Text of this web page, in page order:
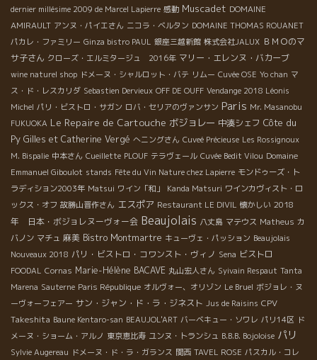
dernier millésime 2009 de Marcel Lapierre 感動 Muscadet DOMAINE
AMIRAULT アンヌ・パイエさん ニコラ・ベルタン DOMAINE THOMAS ROUANET
パカレ・ファミリー Ginza bistro PAUL 銀座三越新館 株式会社JALUX ＢＭＯのマ
サ子さん クローズ・エルミタージュ 2016年 マリー・エレンヌ・バカーブ
wine naturel shop ドメーヌ・シャルロット・バテ リムー Cuvée OSE Yo chan マ
ス・ド・レスカリダ Sebastien Dervieux OFF DE OUFF Vendange 2018 Léonis
Michel パリ・ビストロ・サガン ロバ・セリアのヴァンサン Paris Mr. Masanobu
FUKUOKA Le Repaire de Cartouche ボジョレー 中湊シェフ Côte du
Py Gilles et Catherine Vergé へニングさん Cuveé Précieuse Les Rossignoux
M. Bispalie 中本さん Cueillette PLOUF テラヴェール Cuvée Bedit Vilou Domaine
Emmanuel Giboulot stands Fête du Vin Nature chez Lapierre モンドゥーズ・ト
ラディション2003年 Matsui ワイン「和」 Kanda Matsuri ワインカヴィスト・ロ
ックス・オフ 故勝山晋作さん エスポア Restaurant LE DIVIL 懐かしい 2018
年 日本・ボジョレヌーヴォー会 Beaujolais 八丈島 マテウス Matheus カ
バノン マチュ 麻美 Bistro Montmartre キューヴェ・パッション Beaujolais
Nouveaux 2018 パリ・ビストロ・コワンスト・ヴィノ Sena ビストロ
FOODAL Cornas Marie-Hélène BACAVE 丸山宏人さん Syivain Respaut Tanta
Marena Sauterne Paris République オルヴォー、オリゾン Le Bruel ボジョレ・ヌ
ーヴォーフェアー サン・ジャン・ド・ラ・ジネスト Jus de Raisins CPV
Takeshita Baune Kentaro-san BEAUJOL'ART バーベキュー・ソワレ パリ14区 ド
メーヌ・ショーム・アルノ 東京恵比寿 ユンヌ・トランシュ B.B.B. Bojoloise パリ
Sylvie Augereau ドメーヌ・ド・ラ・ガランス 関西 TAVEL ROSE パスカル・コレ